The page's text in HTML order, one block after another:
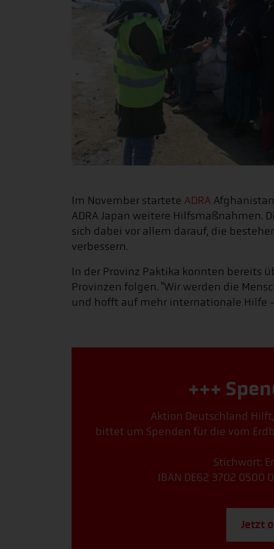
Im November startete ADRA
ADRA Japan weitere
sich dabei vor allem darauf, die
verbessern.
In der Provinz Paktika konnten bereits
Provinzen folgen. "Wir werden die
und hofft auf mehr internationale Hilfe
+++
Aktion Deutschland
bittet um Spenden für die vom
Stichwort:
IBAN DE62 3702 0500
Jetzt